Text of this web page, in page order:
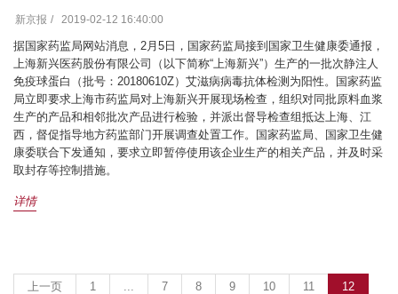
新京报 2019-02-12 16:40:00
据国家药监局网站消息，2月5日，国家药监局接到国家卫生健康委通报，
上海新兴医药股份有限公司（以下简称“上海新兴”）生产的一批次静注人
免疫球蛋白（批号：20180610Z）艾滋病病毒抗体检测为阳性。国家药监
局立即要求上海市药监局对上海新兴开展现场检查，组织对同批原料血浆
生产的产品和相邻批次产品进行检验，并派出督导检查组抵达上海、江
西，督促指导地方药监部门开展调查处置工作。国家药监局、国家卫生健
康委联合下发通知，要求立即暂停使用该企业生产的相关产品，并及时采
取封存等控制措施。
详情
上一页 1 ... 7 8 9 10 11 12(current)